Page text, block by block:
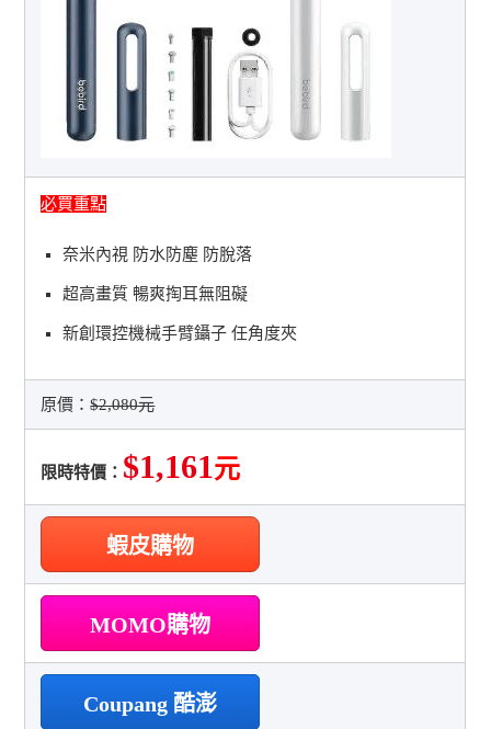
必買重點
奈米內視 防水防塵 防脫落
超高畫質 暢爽掏耳無阻礙
新創環控機械手臂鑷子 任角度夾
原價：$2,080元
限時特價： $1,161元
蝦皮購物
MOMO購物
Coupang 酷澎